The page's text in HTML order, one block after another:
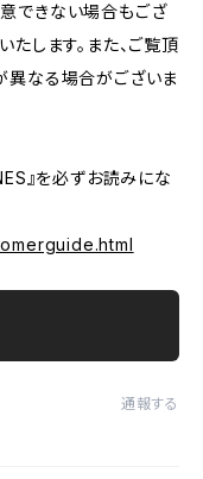
できない場合もござ
します。また、ご覧頂
異なる場合がございま
』を必ずお読みにな
通報する